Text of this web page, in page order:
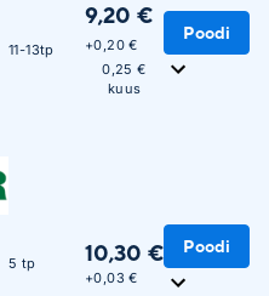
11-13tp
9,20 €
+0,20 €
0,25 €
kuus
Poodi
5 tp 10,30 €
+0,03 €
Poodi